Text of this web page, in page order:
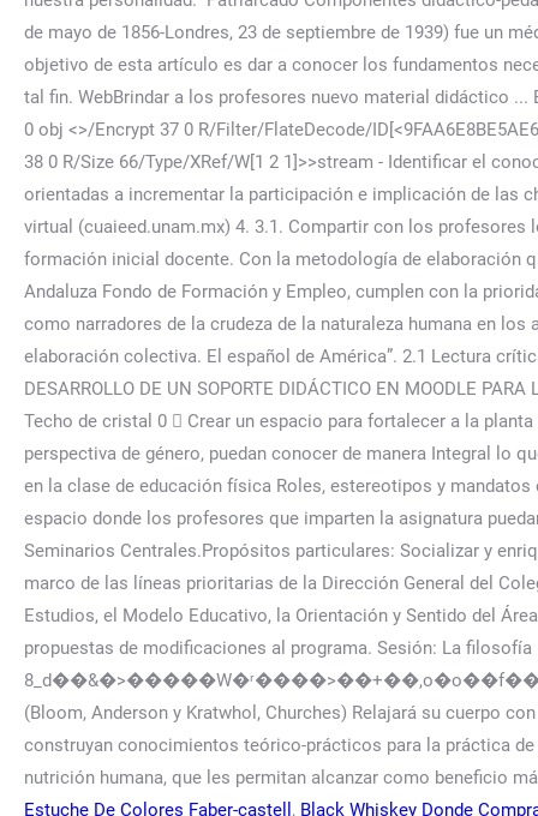
Estuche De Colores Faber-castell , Black Whiskey Donde